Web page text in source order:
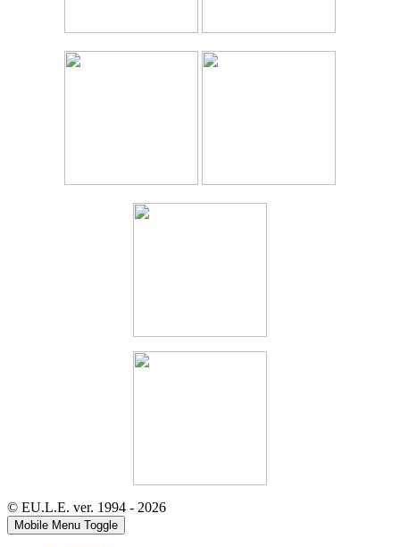
© EU.L.E. ver. 1994 - 2026
Mobile Menu Toggle